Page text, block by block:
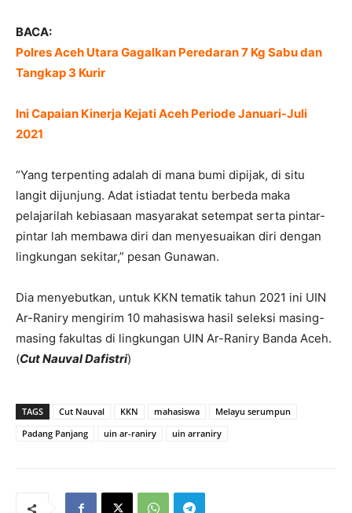
BACA:
Polres Aceh Utara Gagalkan Peredaran 7 Kg Sabu dan
Tangkap 3 Kurir
Ini Capaian Kinerja Kejati Aceh Periode Januari-Juli
2021
“Yang terpenting adalah di mana bumi dipijak, di situ
langit dijunjung. Adat istiadat tentu berbeda maka
pelajarilah kebiasaan masyarakat setempat serta pintar-
pintar lah membawa diri dan menyesuaikan diri dengan
lingkungan sekitar,” pesan Gunawan.
Dia menyebutkan, untuk KKN tematik tahun 2021 ini UIN
Ar-Raniry mengirim 10 mahasiswa hasil seleksi masing-
masing fakultas di lingkungan UIN Ar-Raniry Banda Aceh.
(Cut Nauval Dafistri)
TAGS Cut Nauval KKN mahasiswa
Melayu serumpun
Padang Panjang
uin ar-raniry uin arraniry